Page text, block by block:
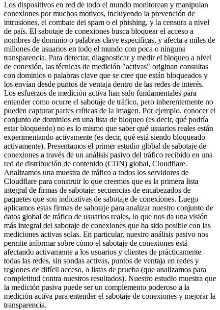
Los dispositivos en red de todo el mundo monitorean y manipulan
conexiones por muchos motivos, incluyendo la prevención de
intrusiones, el combate del spam o el phishing, y la censura a nivel
de país. El sabotaje de conexiones busca bloquear el acceso a
nombres de dominio o palabras clave específicas, y afecta a miles de
millones de usuarios en todo el mundo con poca o ninguna
transparencia. Para detectar, diagnosticar y medir el bloqueo a nivel
de conexión, las técnicas de medición "activas" originan consultas
con dominios o palabras clave que se cree que están bloqueados y
los envían desde puntos de ventaja dentro de las redes de interés.
Los esfuerzos de medición activa han sido fundamentales para
entender cómo ocurre el sabotaje de tráfico, pero inherentemente no
pueden capturar partes críticas de la imagen. Por ejemplo, conocer el
conjunto de dominios en una lista de bloqueo (es decir, qué podría
estar bloqueado) no es lo mismo que saber qué usuarios reales están
experimentando activamente (es decir, qué está siendo bloqueado
activamente). Presentamos el primer estudio global de sabotaje de
conexiones a través de un análisis pasivo del tráfico recibido en una
red de distribución de contenido (CDN) global, Cloudflare.
Analizamos una muestra de tráfico a todos los servidores de
Cloudflare para construir lo que creemos que es la primera lista
integral de firmas de sabotaje: secuencias de encabezados de
paquetes que son indicativas de sabotaje de conexiones. Luego
aplicamos estas firmas de sabotaje para analizar nuestro conjunto de
datos global de tráfico de usuarios reales, lo que nos da una visión
más integral del sabotaje de conexiones que ha sido posible con las
mediciones activas solas. En particular, nuestro análisis pasivo nos
permite informar sobre cómo el sabotaje de conexiones está
afectando activamente a los usuarios y clientes de prácticamente
todas las redes, sin sondas activas, puntos de ventaja en redes y
regiones de difícil acceso, o listas de prueba (que analizamos para
completitud contra nuestros resultados). Nuestro estudio muestra que
la medición pasiva puede ser un complemento poderoso a la
medición activa para entender el sabotaje de conexiones y mejorar la
transparencia.